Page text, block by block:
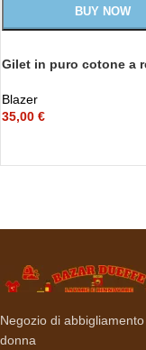
BUY NOW
Gilet in puro cotone a
Blazer
35,00 €
Negozio di
donna